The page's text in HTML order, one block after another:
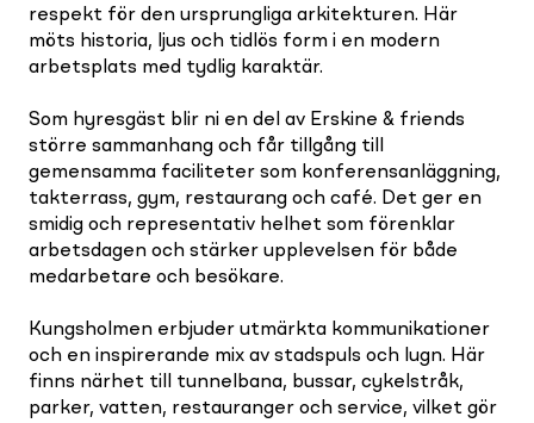
respekt för den ursprungliga arkitekturen. Här
möts historia, ljus och tidlös form i en modern
arbetsplats med tydlig karaktär.
Som hyresgäst blir ni en del av Erskine & friends
större sammanhang och får tillgång till
gemensamma faciliteter som konferensanläggning,
takterrass, gym, restaurang och café. Det ger en
smidig och representativ helhet som förenklar
arbetsdagen och stärker upplevelsen för både
medarbetare och besökare.
Kungsholmen erbjuder utmärkta kommunikationer
och en inspirerande mix av stadspuls och lugn. Här
finns närhet till tunnelbana, bussar, cykelstråk,
parker, vatten, restauranger och service, vilket gör